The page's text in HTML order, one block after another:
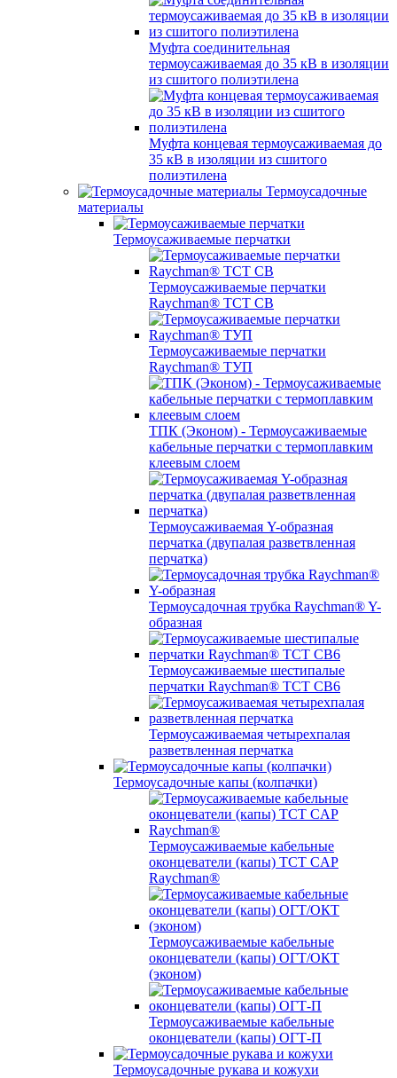
Муфта соединительная
термоусаживаемая до 35 кВ в изоляции
из сшитого полиэтилена
Муфта концевая термоусаживаемая до
35 кВ в изоляции из сшитого
полиэтилена
Термоусадочные
материалы
Термоусаживаемые перчатки
Термоусаживаемые перчатки
Raychman® TCT CB
Термоусаживаемые перчатки
Raychman® ТУП
ТПК (Эконом) - Термоусаживаемые
кабельные перчатки с термоплавким
клеевым слоем
Термоусаживаемая Y-образная
перчатка (двупалая разветвленная
перчатка)
Термоусадочная трубка Raychman® Y-
образная
Термоусаживаемые шестипалые
перчатки Raychman® ТСТ СВ6
Термоусаживаемая четырехпалая
разветвленная перчатка
Термоусадочные капы (колпачки)
Термоусаживаемые кабельные
оконцеватели (капы) ТCT CAP
Raychman®
Термоусаживаемые кабельные
оконцеватели (капы) ОГТ/ОКТ
(эконом)
Термоусаживаемые кабельные
оконцеватели (капы) ОГТ-П
Термоусадочные рукава и кожухи